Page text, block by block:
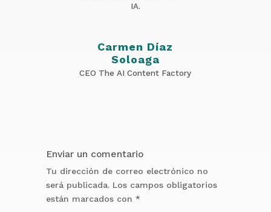
IA.
Carmen Díaz
Soloaga
CEO The AI Content Factory
Enviar un comentario
Tu dirección de correo electrónico no
será publicada. Los campos obligatorios
están marcados con*